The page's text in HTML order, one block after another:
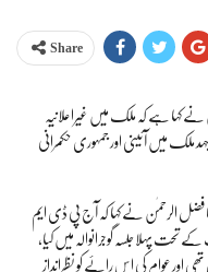
Share
ہے کہ ملک میں غیراعلانیہ
ملک میں آئینی اور جمہوری حکمرانی
فضل الرحمٰن نے کہا کہ آج پی ڈی ایم
پہلا جلسہ گوجرانوالہ میں کیا،
اور عوام کی اس رائے کو نظرانداز